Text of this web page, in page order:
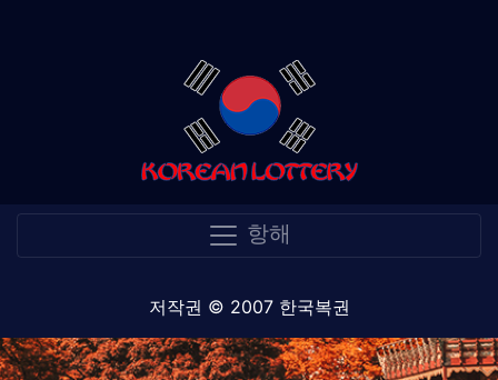
항해
저작권 © 2007 한국복권